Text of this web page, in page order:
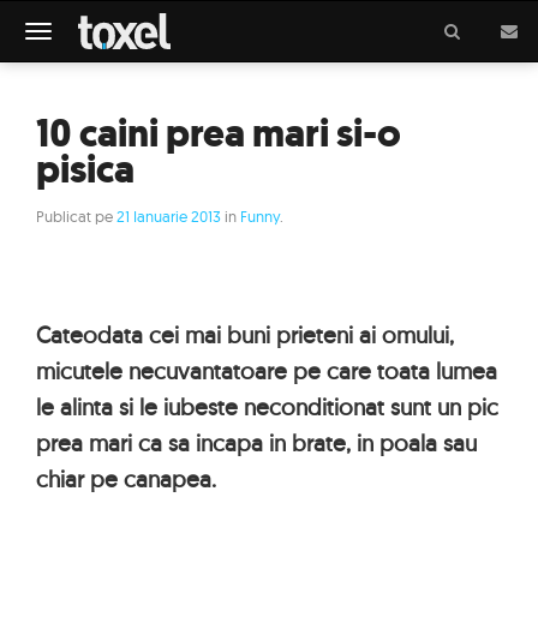
Meniu
10 caini prea mari si-o
pisica
Publicat pe21 Ianuarie 2013 in Funny.
Cateodata cei mai buni prieteni ai omului,
micutele necuvantatoare pe care toata lumea
le alinta si le iubeste neconditionat sunt un pic
prea mari ca sa incapa in brate, in poala sau
chiar pe canapea.